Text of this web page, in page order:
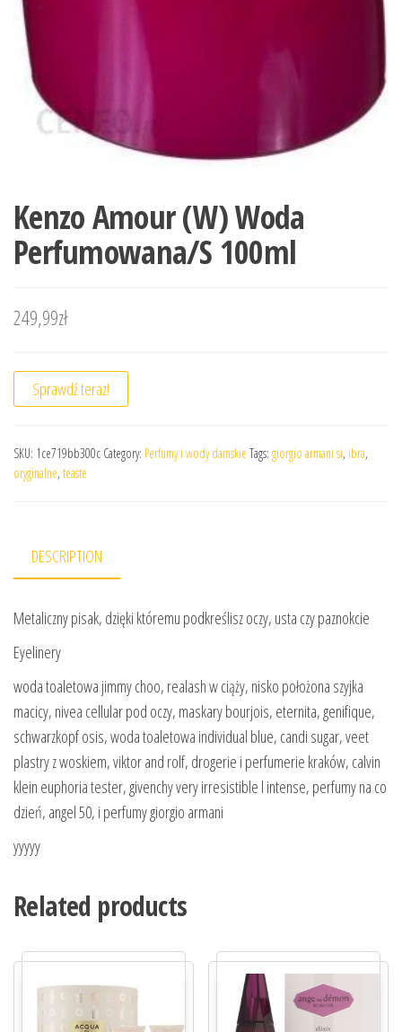
Kenzo Amour (W) Woda
Perfumowana/S 100ml
249,99zł
Sprawdź teraz!
SKU: 1ce719bb300c Category: Perfumy i wody damskie Tags: giorgio armani si, ibra,
oryginalne, teaste
DESCRIPTION
Metaliczny pisak, dzięki któremu podkreślisz oczy, usta czy paznokcie
Eyelinery
woda toaletowa jimmy choo, realash w ciąży, nisko położona szyjka
macicy, nivea cellular pod oczy, maskary bourjois, eternita, genifique,
schwarzkopf osis, woda toaletowa individual blue, candi sugar, veet
plastry z woskiem, viktor and rolf, drogerie i perfumerie kraków, calvin
klein euphoria tester, givenchy very irresistible l intense, perfumy na co
dzień, angel 50, i perfumy giorgio armani
yyyyy
Related products